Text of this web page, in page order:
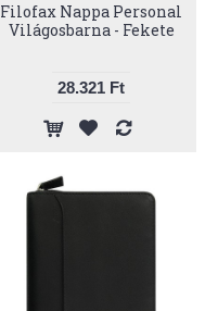
Filofax Nappa Personal
Világosbarna - Fekete
28.321 Ft